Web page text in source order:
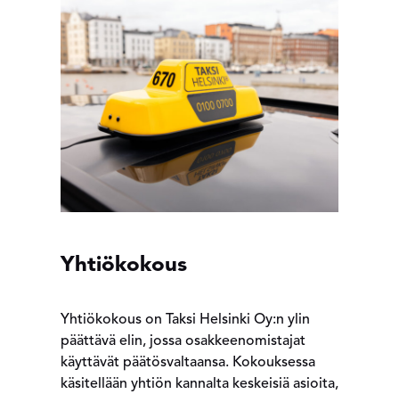
Yhtiökokous
Yhtiökokous on Taksi Helsinki Oy:n ylin
päättävä elin, jossa osakkeenomistajat
käyttävät päätösvaltaansa. Kokouksessa
käsitellään yhtiön kannalta keskeisiä asioita,